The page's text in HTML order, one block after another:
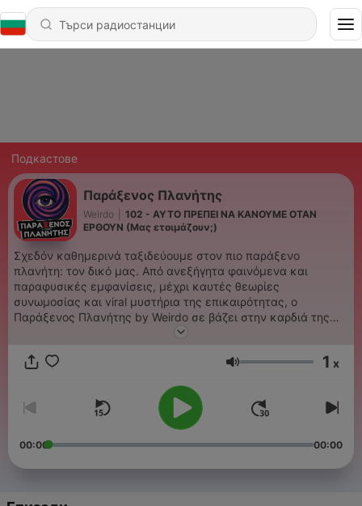
Подкастове
Παράξενος Πλανήτης
Weirdo
102 - ΑΥΤΟ ΠΡΕΠΕΙ ΝΑ ΚΑΝΟΥΜΕ ΟΤΑΝ
ΕΡΘΟΥΝ (Μας ετοιμάζουν;)
Σχεδόν καθημερινά ταξιδεύουμε στον πιο παράξενο
πλανήτη: τον δικό μας. Από ανεξήγητα φαινόμενα και
παραφυσικές εμφανίσεις, μέχρι καυτές θεωρίες
συνωμοσίας και viral μυστήρια της επικαιρότητας, ο
Παράξενος Πλανήτης by Weirdo σε βάζει στην καρδιά της
επικαιρότητας. Εδώ τίποτα δεν είναι “απλά σύμπτωση”.
Сила на звука
1 x
00:00 00:00